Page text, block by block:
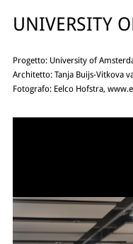
UNIVERSITY
Progetto: University of
Architetto: Tanja Buijs-Vitkova
Fotografo: Eelco Hofstra,